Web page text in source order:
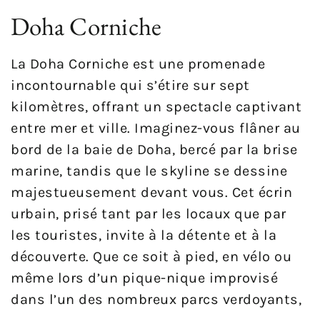
Doha Corniche
La Doha Corniche est une promenade
incontournable qui s’étire sur sept
kilomètres, offrant un spectacle captivant
entre mer et ville. Imaginez-vous flâner au
bord de la baie de Doha, bercé par la brise
marine, tandis que le skyline se dessine
majestueusement devant vous. Cet écrin
urbain, prisé tant par les locaux que par
les touristes, invite à la détente et à la
découverte. Que ce soit à pied, en vélo ou
même lors d’un pique-nique improvisé
dans l’un des nombreux parcs verdoyants,